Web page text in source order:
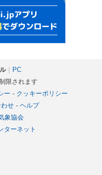
｜
PC
限されます
ー - クッキーポリシー
せ- ヘルプ
象協会
ターネット